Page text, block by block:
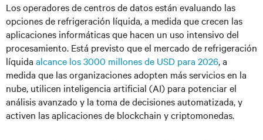
Los operadores de centros de datos están evaluando las
opciones de refrigeración líquida, a medida que crecen las
aplicaciones informáticas que hacen un uso intensivo del
procesamiento. Está previsto que el mercado de refrigeración
líquida alcance los 3000 millones de USD para 2026, a
medida que las organizaciones adopten más servicios en la
nube, utilicen inteligencia artificial (AI) para potenciar el
análisis avanzado y la toma de decisiones automatizada, y
activen las aplicaciones de blockchain y criptomonedas.